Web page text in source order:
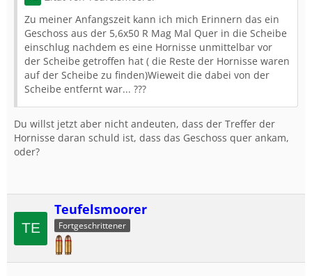
Zu meiner Anfangszeit kann ich mich Erinnern das ein
Geschoss aus der 5,6x50 R Mag Mal Quer in die Scheibe
einschlug nachdem es eine Hornisse unmittelbar vor
der Scheibe getroffen hat ( die Reste der Hornisse waren
auf der Scheibe zu finden)Wieweit die dabei von der
Scheibe entfernt war... ???
Du willst jetzt aber nicht andeuten, dass der Treffer der
Hornisse daran schuld ist, dass das Geschoss quer ankam,
oder?
Teufelsmoorer
Fortgeschrittener